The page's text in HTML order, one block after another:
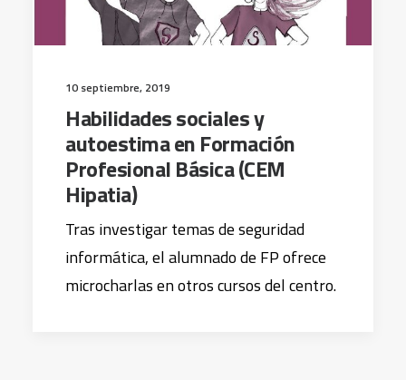
10 septiembre, 2019
Habilidades sociales y
autoestima en Formación
Profesional Básica (CEM
Hipatia)
Tras investigar temas de seguridad
informática, el alumnado de FP ofrece
microcharlas en otros cursos del centro.